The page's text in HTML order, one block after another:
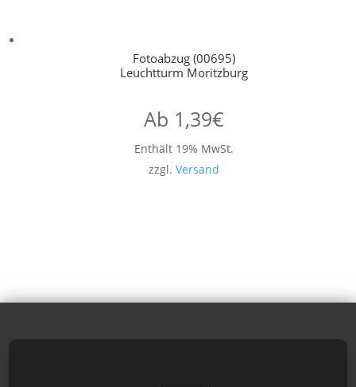
Fotoabzug (00695)
Leuchtturm Moritzburg
Ab 1,39€
Enthält 19% MwSt.
zzgl. Versand